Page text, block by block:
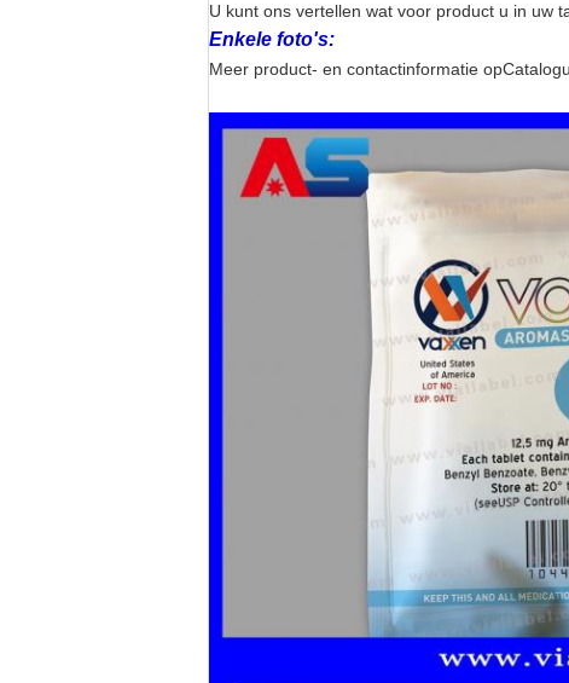
U kunt ons vertellen wat voor product u in uw
Enkele foto's:
Meer product- en contactinformatie op